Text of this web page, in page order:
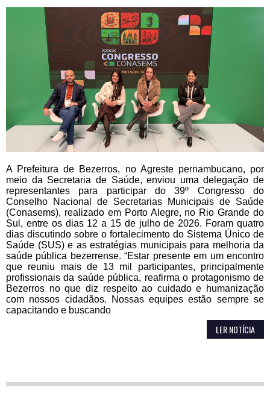
A Prefeitura de Bezerros, no Agreste pernambucano, por
meio da Secretaria de Saúde, enviou uma delegação de
representantes para participar do 39º Congresso do
Conselho Nacional de Secretarias Municipais de Saúde
(Conasems), realizado em Porto Alegre, no Rio Grande do
Sul, entre os dias 12 a 15 de julho de 2026. Foram quatro
dias discutindo sobre o fortalecimento do Sistema Único de
Saúde (SUS) e as estratégias municipais para melhoria da
saúde pública bezerrense. “Estar presente em um encontro
que reuniu mais de 13 mil participantes, principalmente
profissionais da saúde pública, reafirma o protagonismo de
Bezerros no que diz respeito ao cuidado e humanização
com nossos cidadãos. Nossas equipes estão sempre se
capacitando e buscando
LER NOTÍCIA